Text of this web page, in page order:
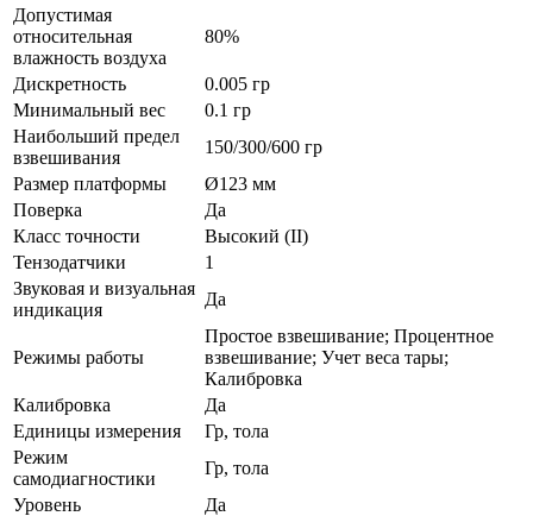
Допустимая
относительная
влажность воздуха
80%
Дискретность
0.005 гр
Минимальный вес
0.1 гр
Наибольший предел
взвешивания
150/300/600 гр
Размер платформы
Ø123 мм
Поверка
Да
Класс точности
Высокий (II)
Тензодатчики
1
Звуковая и визуальная
индикация
Да
Режимы работы
Простое взвешивание; Процентное
взвешивание; Учет веса тары;
Калибровка
Калибровка
Да
Единицы измерения
Гр, тола
Режим
самодиагностики
Гр, тола
Уровень
Да